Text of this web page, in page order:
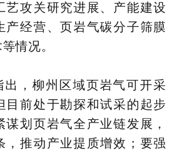
艺攻关研究进展、产能建设
产经营、页岩气碳分子筛膜
情况。
出，柳州区域页岩气可开采
目前处于勘探和试采的起步
谋划页岩气全产业链发展，
，推动产业提质增效；要强